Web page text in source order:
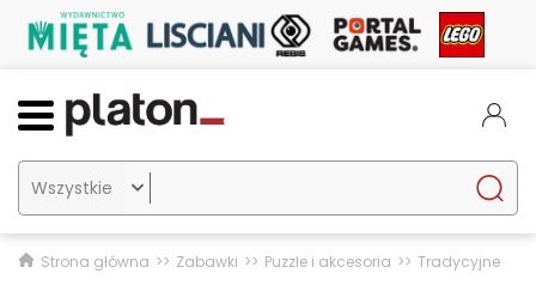

Strona główna Zabawki Puzzle i akcesoria Tradycyjne